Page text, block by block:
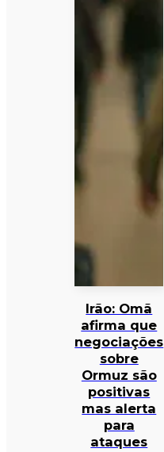
Irão: Omã
afirma que
negociações
sobre
Ormuz são
positivas
mas alerta
para
ataques